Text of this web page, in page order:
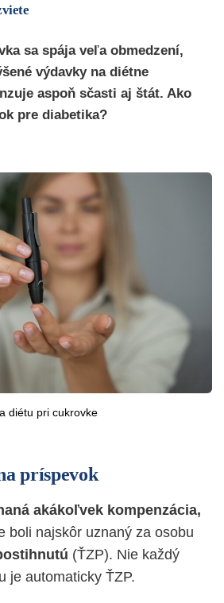
sa spája veľa obmedzení,
výdavky na diétne
aspoň sčasti aj štát. Ako
pre diabetika?
diétu pri cukrovke
príspevok
akákoľvek kompenzácia,
boli najskôr uznaný za osobu
(ŤZP). Nie každý
je automaticky ŤZP.